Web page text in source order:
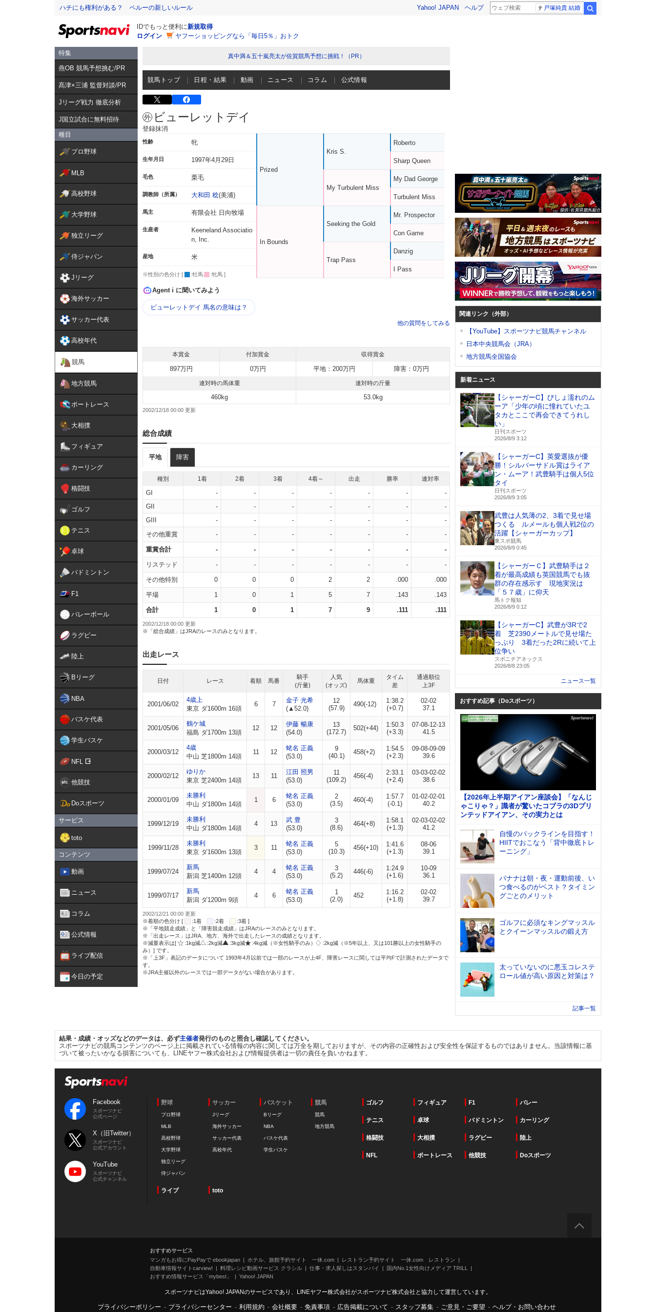
ハチにも権利がある？ ペルーの新しいルール Yahoo! JAPAN ヘルプ 戸塚純貴 結婚
IDでもっと便利に新規取得
ログイン
ヤフーショッピングなら「毎日5％」おトク
特集
燕OB 競馬予想挑む/PR
髙津×三浦 監督対談/PR
Jリーグ戦力 徹底分析
J国立試合に無料招待
種目
プロ野球
MLB
高校野球
大学野球
独立リーグ
侍ジャパン
Jリーグ
海外サッカー
サッカー代表
高校年代
競馬
地方競馬
ボートレース
大相撲
フィギュア
カーリング
格闘技
ゴルフ
テニス
卓球
バドミントン
F1
バレーボール
ラグビー
陸上
Bリーグ
NBA
バスケ代表
学生バスケ
NFL
他競技
Doスポーツ
サービス
toto
コンテンツ
動画
ニュース
コラム
公式情報
ライブ配信
今日の予定
真中満＆五十嵐亮太が佐賀競馬予想に挑戦！（PR）
競馬トップ 日程・結果 動画 ニュース コラム 公式情報
ビューレットデイ
登録抹消
性齢 牝
生年月日 1997年4月29日
毛色 栗毛
調教師（所属） 大和田 稔(美浦)
馬主 有限会社 日向牧場
生産者
Keeneland Associatio
n, Inc.
産地 米
※性別の色分け [ :牡馬 :牝馬 ]
Prized
In Bounds
Kris S.
My Turbulent Miss
Seeking the Gold
Trap Pass
Roberto
Sharp Queen
My Dad George
Turbulent Miss
Mr. Prospector
Con Game
Danzig
I Pass
Agent i に聞いてみよう
ビューレットデイ 馬名の意味は？
他の質問をしてみる
本賞金 付加賞金 収得賞金
897万円 0万円 平地：200万円 障害：0万円
連対時の馬体重 連対時の斤量
460kg 53.0kg
2002/12/18 00:00
総合成績
平地 障害
種別 1着 2着 3着 4着～ 出走 勝率 連対率
GI - - - - - -
-
GII
- - - - - -
-
GIII
- - - - - -
-
その他重賞
- - - - - - -
重賞合計 - - - - - - -
リステッド - - - - - - -
その他特別 0 0 0 2 2 .000 .000
平場 1 0 1 5 7 .143 .143
合計 1 0 1 7 9 .111 .111
2002/12/18 00:00 更新
※「総合成績」はJRAのレースのみとなります。
出走レース
日付 レース 着順 馬番
騎手
(斤量)
人気
(オッズ)
馬体重
タイム
差
通過順位
上3F
2001/06/02
4歳上
東京 ダ1600m 16頭
6 7
金子 光希
(▲52.0)
12
(57.9)
490(-12)
1:38.2
(+0.7)
02-02
37.1
2001/05/06
鶴ケ城
福島 ダ1700m 13頭
12 12
伊藤 暢康
(54.0)
13
(172.7)
502(+44)
1:50.3
(+3.3)
07-08-12-13
41.5
2000/03/12
4歳
中山 芝1800m 14頭
11 12
蛯名 正義
(53.0)
9
(40.1)
458(+2)
1:54.5
(+2.3)
09-08-09-09
39.6
2000/02/12
ゆりか
東京 芝2400m 14頭
13 11
江田 照男
(53.0)
11
(109.2)
456(-4)
2:33.1
(+2.4)
03-03-02-02
38.6
2000/01/09
未勝利
中山 ダ1800m 14頭
1 6
蛯名 正義
(53.0)
2
(3.5)
460(-4)
1:57.7
(-0.1)
01-02-02-01
40.2
1999/12/19
未勝利
中山 ダ1800m 14頭
4 13
武 豊
(53.0)
3
(8.6)
464(+8)
1:58.1
(+1.3)
02-03-02-02
41.2
1999/11/28
未勝利
東京 ダ1600m 13頭
3 11
蛯名 正義
(53.0)
5
(10.3)
456(+10)
1:41.6
(+1.3)
08-06
39.1
1999/07/24
新馬
新潟 芝1400m 12頭
4 4
蛯名 正義
(53.0)
3
(5.2)
446(-6)
1:24.9
(+1.6)
10-09
36.1
1999/07/17
新馬
新潟 ダ1200m 9頭
4 6
蛯名 正義
(53.0)
1
(2.0)
452
1:16.2
(+1.8)
02-02
39.7
2002/12/21 00:00 更新
※着順の色分け [
:1着 :2着
:3着 ]
※「平地競走成績」と「障害競走成績」はJRAのレースのみとなります。
※「出走レース」はJRA、地方、海外で出走したレースの成績となります。
※減量表示は[
:1kg減 :2kg減 :3kg減 :4kg減（※女性騎手のみ）
:2kg減（※5年以上、又は101勝以上の女性騎手の
み）] です。
※「上3F」表記のデータについて 1993年4月以前では一部のレースが上4F、障害レースに関しては平均Fで計測されたデータで
す。
※JRA主催以外のレースでは一部データがない場合があります。
関連リンク（外部）
【YouTube】スポーツナビ競馬チャンネル
日本中央競馬会（JRA）
地方競馬全国協会
新着ニュース
【シャーガーC】びしょ濡れのム
ーア「少年の頃に憧れていたユ
タカとここで再会できてうれし
い」
日刊スポーツ
2026/8/9 3:12
【シャーガーC】英愛選抜が優
勝！シルバーサドル賞はライア
ン・ムーア！武豊騎手は個人5位
タイ
日刊スポーツ
2026/8/9 3:05
武豊は人気薄の2、3着で見せ場
つくる ルメールも個人戦2位の
活躍【シャーガーカップ】
東スポ競馬
2026/8/9 0:45
【シャーガーＣ】武豊騎手は２
着が最高成績も英国競馬でも抜
群の存在感示す 現地実況は
「５７歳」に仰天
馬トク報知
2026/8/9 0:12
【シャーガーC】武豊が3Rで2
着 芝2390メートルで見せ場た
っぷり 3着だった2Rに続いて上
位争い
スポニチアネックス
2026/8/8 23:05
ニュース一覧
おすすめ記事（Doスポーツ）
【2026年上半期アイアン座談会】「なんじ
ゃこりゃ？」識者が驚いたコブラの3Dプリ
ンテッドアイアン、その実力とは
自慢のバックラインを目指す！
HIITでおこなう「背中徹底トレ
ーニング」
バナナは朝・夜・運動前後、い
つ食べるのがベスト？タイミン
グごとのメリット
ゴルフに必須なキングマッスル
とクイーンマッスルの鍛え方
太っていないのに悪玉コレステ
ロール値が高い原因と対策は？
記事一覧
結果・成績・オッズなどのデータは、必ず主催者発行のものと照合し確認してください。
スポーツナビの競馬コンテンツのページ上に掲載されている情報の内容に関しては万全を期しておりますが、その内容の正確性および安全性を保証するものではありません。当該情報に基
づいて被ったいかなる損害についても、LINEヤフー株式会社および情報提供者は一切の責任を負いかねます。
Facebook
スポーツナビ
公式ページ
X（旧Twitter）
スポーツナビ
公式アカウント
YouTube
スポーツナビ
公式チャンネル
野球
プロ野球
MLB
高校野球
大学野球
独立リーグ
侍ジャパン
サッカー
Jリーグ
海外サッカー
サッカー代表
高校年代
バスケット
Bリーグ
NBA
バスケ代表
学生バスケ
競馬
競馬
地方競馬
ゴルフ フィギュア F1 バレー
テニス 卓球 バドミントン カーリング
格闘技 大相撲 ラグビー 陸上
NFL ボートレース 他競技 Doスポーツ
ライブ toto
おすすめサービス
マンガもお得にPayPayで ebookjapan
ホテル、旅館予約サイト 一休.com
レストラン予約サイト 一休.com レストラン
自動車情報サイトcarview!
料理レシピ動画サービス クラシル 仕事・求人探しはスタンバイ
国内No.1女性向けメディア TRILL
おすすめ情報サービス「mybest」
Yahoo! JAPAN
スポーツナビはYahoo! JAPANのサービスであり、LINEヤフー株式会社がスポーツナビ株式会社と協力して運営しています。
プライバシーポリシー - プライバシーセンター - 利用規約 - 会社概要 - 免責事項 - 広告掲載について - スタッフ募集 - ご意見・ご要望 - ヘルプ・お問い合わせ